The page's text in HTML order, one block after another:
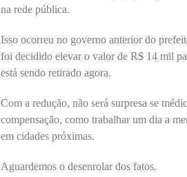
na rede pública.
Isso ocorreu no governo anterior do
foi decidido elevar o valor de R$ 14 mil
está sendo retirado agora.
Com a redução, não será surpresa se
compensação, como trabalhar um dia a
em cidades próximas.
Aguardemos o desenrolar dos fatos.